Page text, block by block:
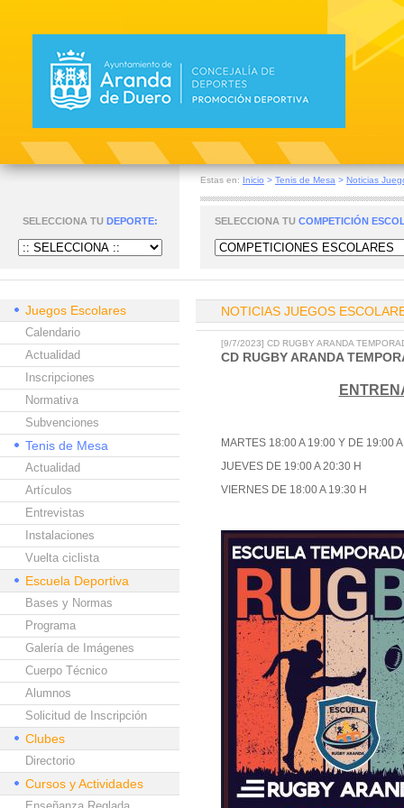
Estas en: Inicio > Tenis de Mesa > Noticias
SELECCIONA TU DEPORTE: SELECCIONA TU COMPETICIÓN
Juegos Escolares
Calendario
Actualidad
Inscripciones
Normativa
Subvenciones
Tenis de Mesa
Actualidad
Artículos
Entrevistas
Instalaciones
Vuelta ciclista
Escuela Deportiva
Bases y Normas
Programa
Galería de Imágenes
Cuerpo Técnico
Alumnos
Solicitud de Inscripción
Clubes
Directorio
Cursos y Actividades
NOTICIAS JUEGOS
[9/7/2023] CD RUGBY ARANDA
CD RUGBY ARANDA
MARTES 18:00 A 19:00 Y DE 19:00
JUEVES DE 19:00 A 20:30 H
VIERNES DE 18:00 A 19:30 H